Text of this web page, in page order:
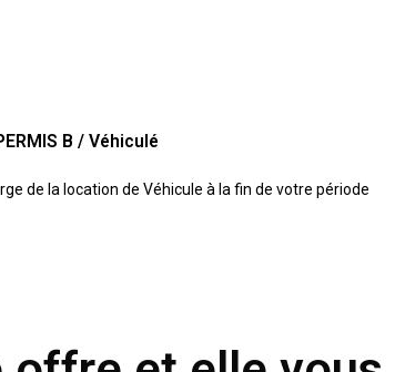
B / Véhiculé
de la location de Véhicule à la fin de votre période